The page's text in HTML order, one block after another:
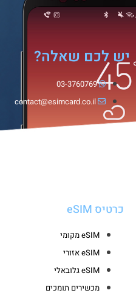
יש לכם שאלה?
03-3760769
contact@esimcard.co.il
כרטיס eSIM
eSIM מקומי
eSIM אזורי
eSIM גלובאלי
מכשירים תומכים